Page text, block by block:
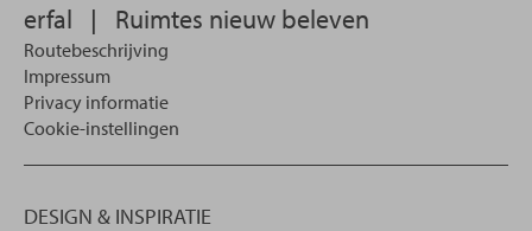
erfal | Ruimtes nieuw beleven
Routebeschrijving
Impressum
Privacy informatie
Cookie-instellingen
DESIGN & INSPIRATIE